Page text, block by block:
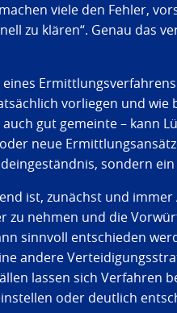
viele den Fehler,
zu klären“. Genau das
eines
vorliegen und wie
auch gut gemeinte – kann
neue
sondern
ist, zunächst und
zu nehmen und die
sinnvoll entschieden
andere
lassen sich Verfahren
oder deutlich